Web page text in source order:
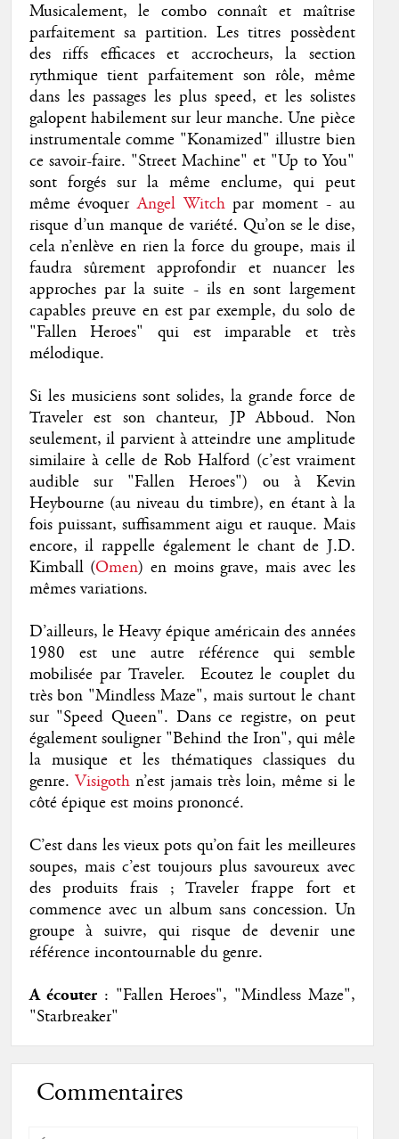
Musicalement, le combo connaît et maîtrise
parfaitement sa partition. Les titres possèdent
des riffs efficaces et accrocheurs, la section
rythmique tient parfaitement son rôle, même
dans les passages les plus speed, et les solistes
galopent habilement sur leur manche. Une pièce
instrumentale comme "Konamized" illustre bien
ce savoir-faire. "Street Machine" et "Up to You"
sont forgés sur la même enclume, qui peut
même évoquerAngel Witchpar moment - au
risque d’un manque de variété. Qu’on se le dise,
cela n’enlève en rien la force du groupe, mais il
faudra sûrement approfondir et nuancer les
approches par la suite - ils en sont largement
capables preuve en est par exemple, du solo de
"Fallen Heroes" qui est imparable et très
mélodique.
Si les musiciens sont solides, la grande force de
Traveler est son chanteur, JP Abboud. Non
seulement, il parvient à atteindre une amplitude
similaire à celle de Rob Halford (c’est vraiment
audible sur "Fallen Heroes") ou à Kevin
Heybourne (au niveau du timbre), en étant à la
fois puissant, suffisamment aigu et rauque. Mais
encore, il rappelle également le chant de J.D.
Kimball (Omen) en moins grave, mais avec les
mêmes variations.
D’ailleurs, le Heavy épique américain des années
1980 est une autre référence qui semble
mobilisée par Traveler. Ecoutez le couplet du
très bon "Mindless Maze", mais surtout le chant
sur "Speed Queen". Dans ce registre, on peut
également souligner "Behind the Iron", qui mêle
la musique et les thématiques classiques du
genre. Visigothn’est jamais très loin, même si le
côté épique est moins prononcé.
C’est dans les vieux pots qu’on fait les meilleures
soupes, mais c’est toujours plus savoureux avec
des produits frais ; Traveler frappe fort et
commence avec un album sans concession. Un
groupe à suivre, qui risque de devenir une
référence incontournable du genre.
A écouter : "Fallen Heroes", "Mindless Maze",
"Starbreaker"
Commentaires